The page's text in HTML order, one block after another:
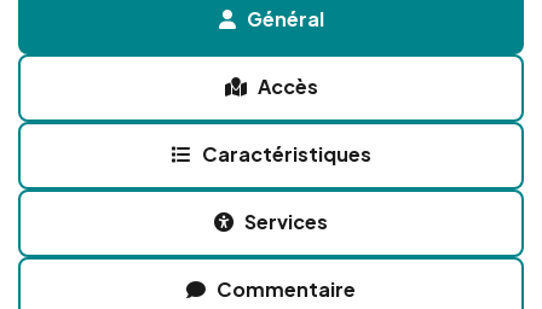
Général
Accès
Caractéristiques
Services
Commentaire